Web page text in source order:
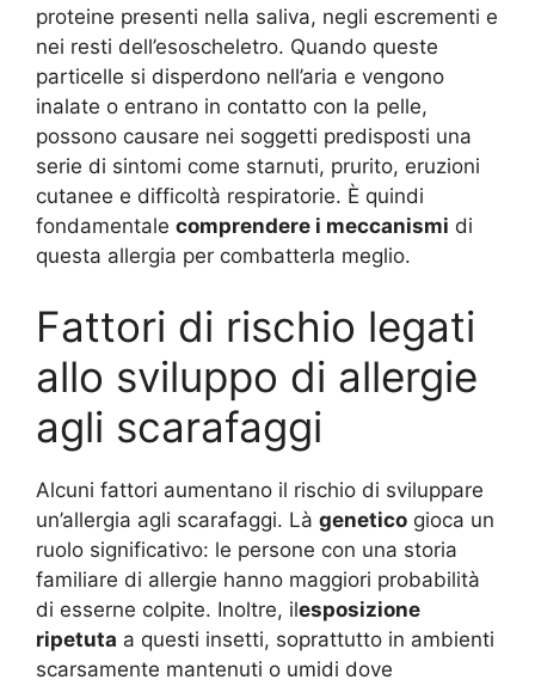
proteine ​​presenti nella saliva, negli escrementi e
nei resti dell’esoscheletro. Quando queste
particelle si disperdono nell’aria e vengono
inalate o entrano in contatto con la pelle,
possono causare nei soggetti predisposti una
serie di sintomi come starnuti, prurito, eruzioni
cutanee e difficoltà respiratorie. È quindi
fondamentale comprendere i meccanismi di
questa allergia per combatterla meglio.
Fattori di rischio legati
allo sviluppo di allergie
agli scarafaggi
Alcuni fattori aumentano il rischio di sviluppare
un’allergia agli scarafaggi. Là genetico gioca un
ruolo significativo: le persone con una storia
familiare di allergie hanno maggiori probabilità
di esserne colpite. Inoltre, ilesposizione
ripetuta a questi insetti, soprattutto in ambienti
scarsamente mantenuti o umidi dove